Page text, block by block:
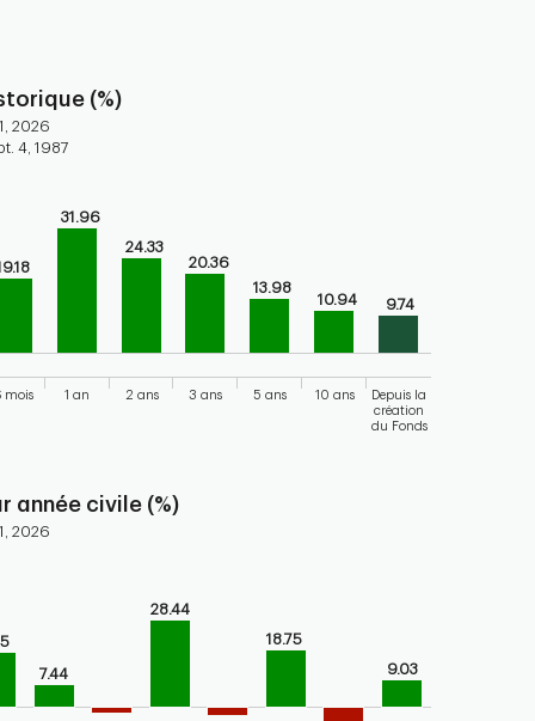
(%)
2026
4, 1987
performance of the fund
axis displaying categories.
displaying values. Range: 0 to 40.
31.96
24.33
20.36
13.98
10.94 9.74
mois 1 an 2 ans 3 ans 5 ans 10 ans
Depuis la
création
du Fonds
année civile (%)
2026
performance of the fund
displaying values. Range: -20 to 40.
7.44
28.44
18.75
9.03